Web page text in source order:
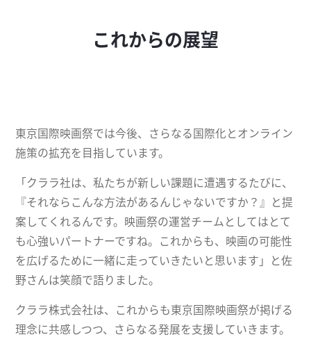
これからの展望
東京国際映画祭では今後、さらなる国際化とオンライン
施策の拡充を目指しています。
「クララ社は、私たちが新しい課題に遭遇するたびに、
『それならこんな方法があるんじゃないですか？』と提
案してくれるんです。映画祭の運営チームとしてはとて
も心強いパートナーですね。これからも、映画の可能性
を広げるために一緒に走っていきたいと思います」と佐
野さんは笑顔で語りました。
クララ株式会社は、これからも東京国際映画祭が掲げる
理念に共感しつつ、さらなる発展を支援していきます。